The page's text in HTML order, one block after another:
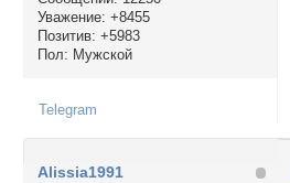
Уважение: +8455
Позитив: +5983
Пол: Мужской
Telegram
Alissia1991